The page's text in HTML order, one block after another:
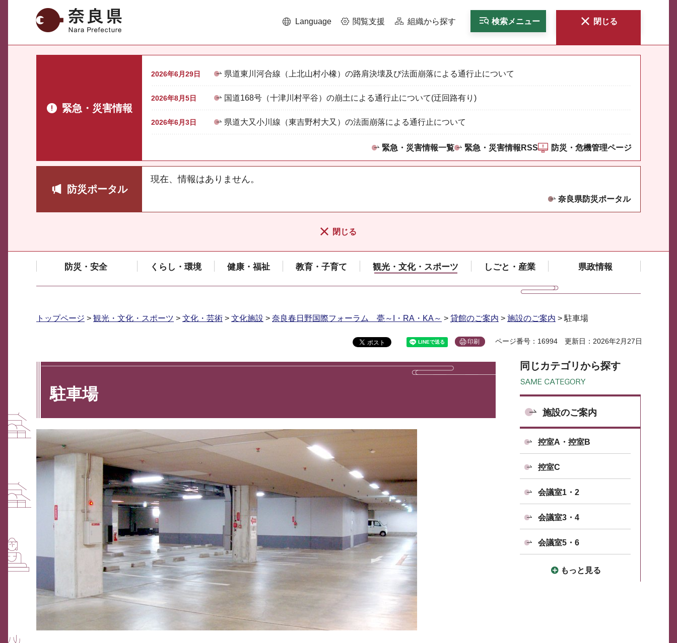
奈良県 Language 閲覧支援 組織から探す 検索メニュー 閉じる
緊急・災害情報
2026年6月29日 県道東川河合線（上北山村小橡）の路肩決壊及び法面崩落による通行止について
2026年8月5日 国道168号（十津川村平谷）の崩土による通行止について(迂回路有り)
2026年6月3日 県道大又小川線（東吉野村大又）の法面崩落による通行止について
緊急・災害情報一覧 緊急・災害情報RSS 防災・危機管理ページ
防災ポータル
現在、情報はありません。
奈良県防災ポータル
閉じる
防災・安全 くらし・環境 健康・福祉 教育・子育て 観光・文化・スポーツ しごと・産業 県政情報
トップページ > 観光・文化・スポーツ > 文化・芸術 > 文化施設 > 奈良春日野国際フォーラム 甍～I・RA・KA～ > 貸館のご案内 > 施設のご案内 > 駐車場
印刷 ページ番号：16994 更新日：2026年2月27日
駐車場
同じカテゴリから探す
施設のご案内
控室A・控室B
控室C
会議室1・2
会議室3・4
会議室5・6
もっと見る